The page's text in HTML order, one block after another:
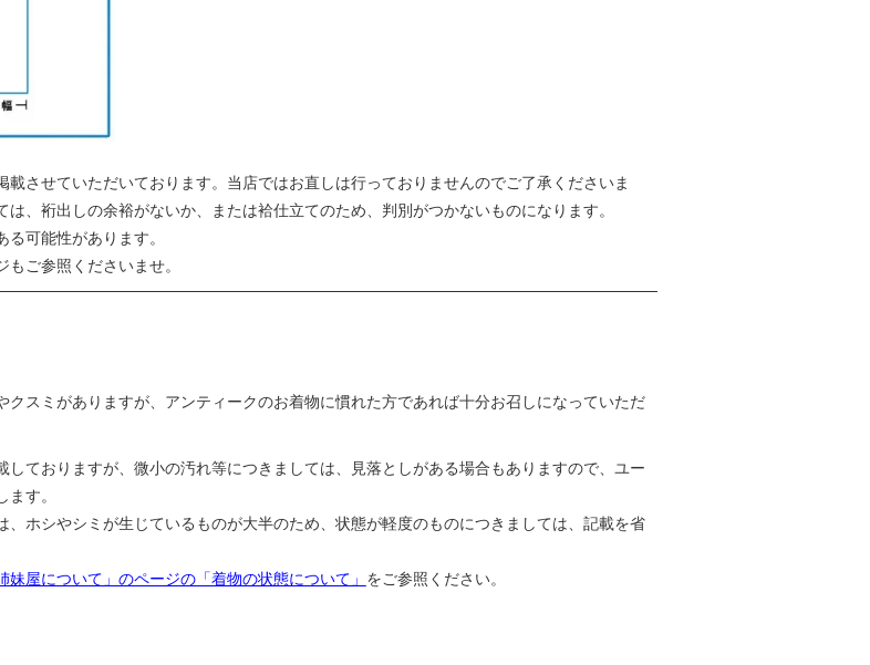
させていただいております。当店ではお直しは行っておりませんのでご了承くださいま
、裄出しの余裕がないか、または袷仕立てのため、判別がつかないものになります。
可能性があります。
もご参照くださいませ。
スミがありますが、アンティークのお着物に慣れた方であれば十分お召しになっていただ
ておりますが、微小の汚れ等につきましては、見落としがある場合もありますので、ユー
す。
ホシやシミが生じているものが大半のため、状態が軽度のものにつきましては、記載を省
妹屋について」のページの「着物の状態について」 をご参照ください。